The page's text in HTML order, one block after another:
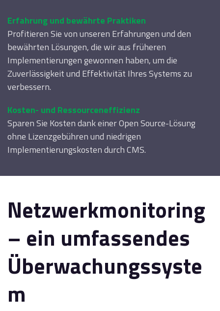
Erfahrung und bewährte Praktiken
Profitieren Sie von unseren Erfahrungen und den
bewährten Lösungen, die wir aus früheren
Implementierungen gewonnen haben, um die
Zuverlässigkeit und Effektivität Ihres Systems zu
verbessern.
Kosten- und Ressourceneffizienz
Sparen Sie Kosten dank einer Open Source-Lösung
ohne Lizenzgebühren und niedrigen
Implementierungskosten durch CMS.
Netzwerkmonitoring
– ein umfassendes
Überwachungssyste
m